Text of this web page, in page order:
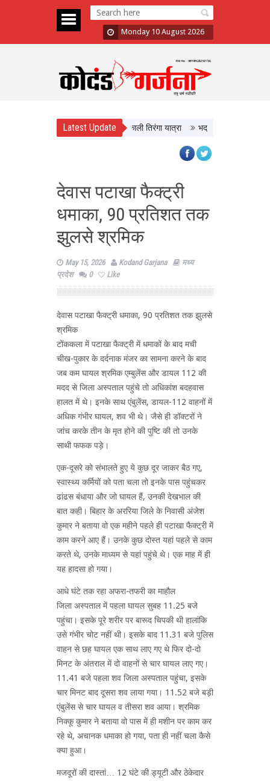
Monday 10 August 2026
Latest Update
का आगाज, CM Yadav ने निकाली तिरंगा यात्रा भद्रा के साये में सावन
देवास पटाखा फैक्ट्री
धमाका, 90 प्रतिशत तक
झुलसे श्रमिक
May 15, 2026 Kodand Garjana
मध्य
प्रदेश
0 Like
देवास पटाखा फैक्ट्री धमाका, 90 प्रतिशत तक झुलसे
श्रमिक
टोंककला में पटाखा फैक्ट्री में धमाकों के बाद मची
चीख-पुकार के दर्दनाक मंजर का सामना करने के बाद
जब कम घायल श्रमिक एम्बुलेंस और डायल 112 की
मदद से जिला अस्पताल पहुंचे तो अधिकांश बदहवास
हालत में थे। इनके साथ एंबुलेंस, डायल-112 वाहनों में
अधिक गंभीर घायल, शव भी थे। जैसे ही डॉक्टरों ने
जांच करके तीन के मृत होने की पुष्टि की तो उनके
साथी फफक पड़े।
एक-दूसरे को संभालते हुए ये कुछ दूर जाकर बैठ गए,
स्वास्थ्य कर्मियों को पता चला तो इनके पास पहुंचकर
ढांढस बंधाया और जो घायल हैं, उनकी देखभाल की
बात कही। बिहार के अररिया जिले के निवासी अंजेश
कुमार ने बताया वो एक महीने पहले ही पटाखा फैक्ट्री में
काम करने आए हैं। उनके कुछ दोस्त यहां पहले से काम
करते थे, उनके माध्यम से यहां पहुंचे थे। एक माह में ही
यह हादसा हो गया।
आधे घंटे तक रहा अफरा-तफरी का माहौल
जिला अस्पताल में पहला घायल सुबह 11.25 बजे
पहुंचा। इसके पूरे शरीर पर बारूद चिपकी थी हालांकि
उसे गंभीर चोट नहीं थी। इसके बाद 11.31 बजे पुलिस
वाहन से छह घायल एक साथ लाए गए थे फिर दो-दो
मिनट के अंतराल में दो वाहनों से चार घायल लाए गए।
11.41 बजे पहला शव जिला अस्पताल पहुंचा, इसके
चार मिनट बाद दूसरा शव लाया गया। 11.52 बजे बड़ी
एंबुलेंस से चार घायल व तीसरा शव आया। श्रमिक
निक्कू कुमार ने बताया वो पास में ही मशीन पर काम कर
रहे थे, अचानक धमाका हो गया, पता ही नहीं चला कैसे
क्या हुआ।
मजदूरों की दास्तां… 12 घंटे की ड्यूटी और ठेकेदार